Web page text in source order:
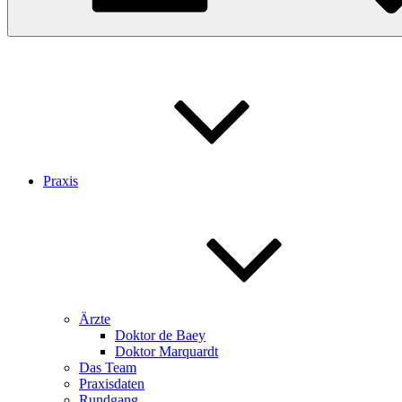
Praxis
Ärzte
Doktor de Baey
Doktor Marquardt
Das Team
Praxisdaten